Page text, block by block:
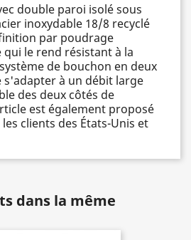
double paroi isolé sous
inoxydable 18/8 recyclé
par poudrage
le rend résistant à la
de bouchon en deux
à un débit large
des deux côtés de
est également proposé
clients des États-Unis et
dans la même